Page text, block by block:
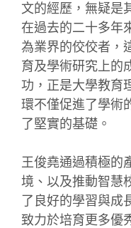
文的經歷，無疑是
在過去的二十多年
為業界的佼佼者，
育及學術研究上的
功，正是大學教育
環不僅促進了學術
了堅實的基礎。
王俊堯通過積極的
境、以及推動智慧
了良好的學習與成
致力於培育更多優